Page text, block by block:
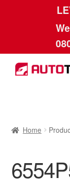
Skip
to
Skip
to
Betalingen
Home